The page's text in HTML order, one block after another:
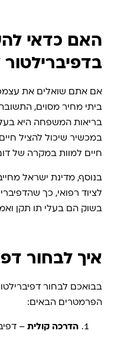
האם כדאי
בדפיברילטור
אם אתם שואלים את
ביתי מחיר מסוים,
בריאות המשפחה היא
במכשיר שיכול להציל
חיים למוות במקרה של
בנוסף, מדינת ישראל
לציוד רפואי, כך
בשוק הם בעלי תו תקן
איך לבחור
בבואכם לבחור
הפרמטרים הבאים:
הדרכה קולית –